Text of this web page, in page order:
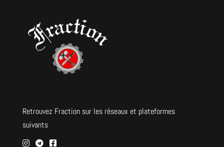
Retrouvez Fraction sur les réseaux et plateformes
suivants